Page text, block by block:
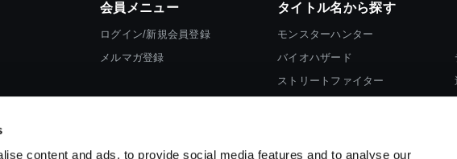
content and ads, to provide social media features and to analyse our
会員メニュー
ログイン/新規会員登録
メルマガ登録
タイトル名から探す
モンスターハンター
バイオハザード
ストリートファイター